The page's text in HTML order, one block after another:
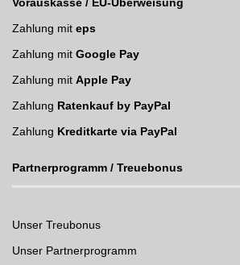
Zahlung mit eps
Zahlung mit Google Pay
Zahlung mit Apple Pay
Zahlung Ratenkauf by PayPal
Zahlung Kreditkarte via PayPal
Partnerprogramm / Treuebonus
Unser Treubonus
Unser Partnerprogramm